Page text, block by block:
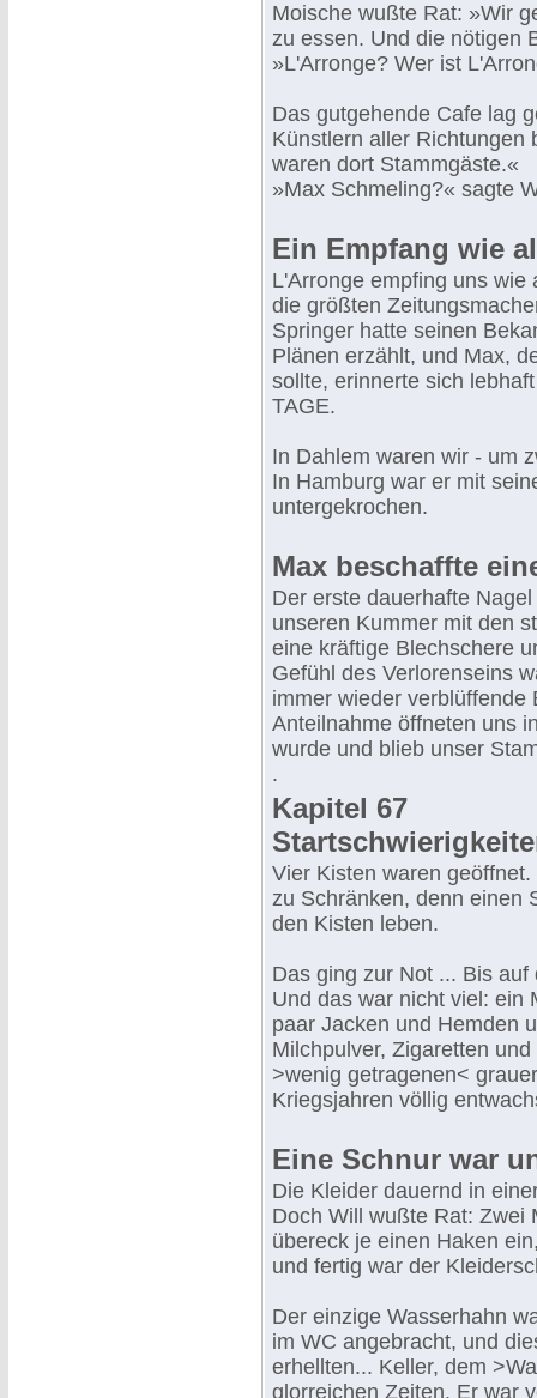
Moische wußte Rat: »Wir
zu essen. Und die nötigen
»L'Arronge? Wer ist
Das gutgehende Cafe lag
Künstlern aller Richtungen
waren dort Stammgäste.«
»Max Schmeling?« sagte
Ein Empfang wie
L'Arronge empfing uns
die größten
Springer hatte seinen
Plänen erzählt, und Max,
sollte, erinnerte sich
TAGE.
In Dahlem waren wir - um
In Hamburg war er mit
untergekrochen.
Max beschaffte
Der erste dauerhafte
unseren Kummer mit den
eine kräftige Blechschere
Gefühl des Verlorenseins
immer wieder verblüffende
Anteilnahme öffneten uns
wurde und blieb unser
.
Kapitel 67
Vier Kisten waren
zu Schränken, denn einen
den Kisten leben.
Das ging zur Not ... Bis
Und das war nicht viel: ein
paar Jacken und Hemden
Milchpulver, Zigaretten
>wenig getragenen<
Kriegsjahren völlig
Eine Schnur war
Die Kleider dauernd in
Doch Will wußte Rat: Zwei
übereck je einen Haken
und fertig war der
Der einzige Wasserhahn
im WC angebracht, und
erhellten... Keller, dem
glorreichen Zeiten. Er war